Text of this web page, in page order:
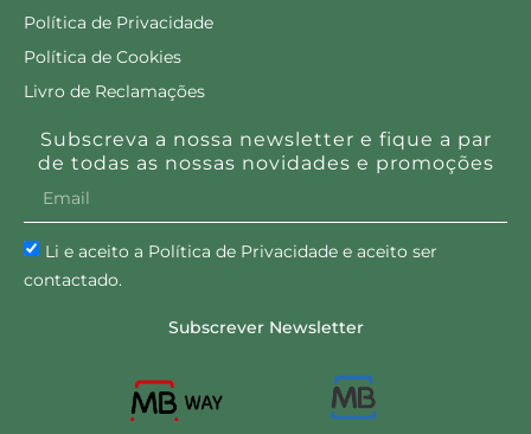
Política de Privacidade
Política de Cookies
Livro de Reclamações
Subscreva a nossa newsletter e fique a par
de todas as nossas novidades e promoções
Li e aceito a Política de Privacidade e aceito ser
contactado.
Subscrever Newsletter